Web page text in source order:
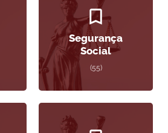
Segurança
Social
(55)